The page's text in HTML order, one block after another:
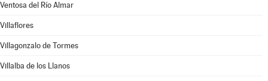
Ventosa del Río Almar
Villaflores
Villagonzalo de Tormes
Villalba de los Llanos